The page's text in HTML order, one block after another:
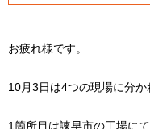
お疲れ様です。
10月3日は4つの現場に分か
1箇所目は諫早市の工場に